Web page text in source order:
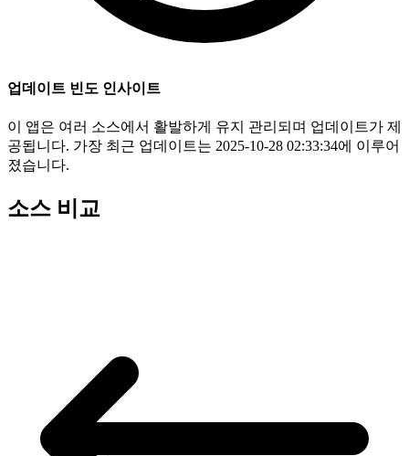
업데이트 빈도 인사이트
이 앱은 여러 소스에서 활발하게 유지 관리되며 업데이트가 제
공됩니다. 가장 최근 업데이트는 2025-10-28 02:33:34에 이루어
졌습니다.
소스 비교